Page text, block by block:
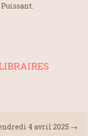
4 avril 2025 →